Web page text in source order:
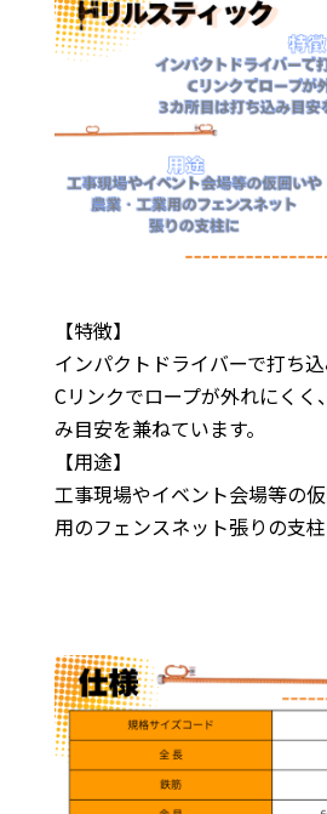
【特徴】
インパクトドライバーで打ち込
Cリンクでロープが外れにくく
み目安を兼ねています。
【用途】
工事現場やイベント会場等の
用のフェンスネット張りの支柱